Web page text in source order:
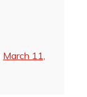
March 11,